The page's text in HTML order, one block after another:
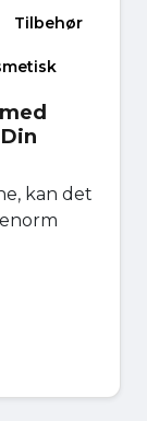
Tilbehør
kan det